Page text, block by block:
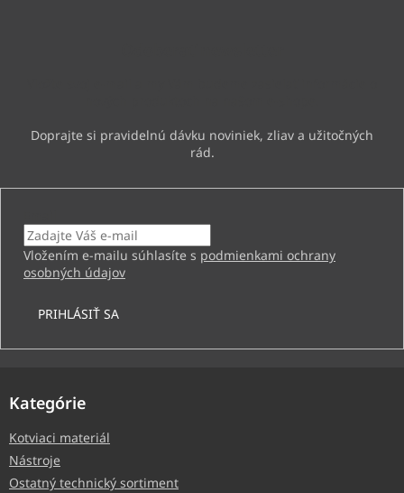
Vložením e-mailu súhlasíte s podmienkami ochrany
osobných údajov
PRIHLÁSIŤ SA
Kategórie
Kotviaci materiál
Nástroje
Ostatný technický sortiment